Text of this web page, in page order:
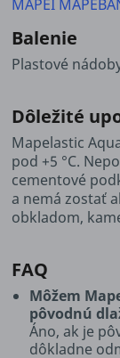
MAPEI
Balenie
Plastové
Dôležité
Mapelastic
pod +5 °C.
cementové
a nemá zostať
obkladom,
FAQ
Môžem
pôvodnú
Áno, ak je
dôkladne